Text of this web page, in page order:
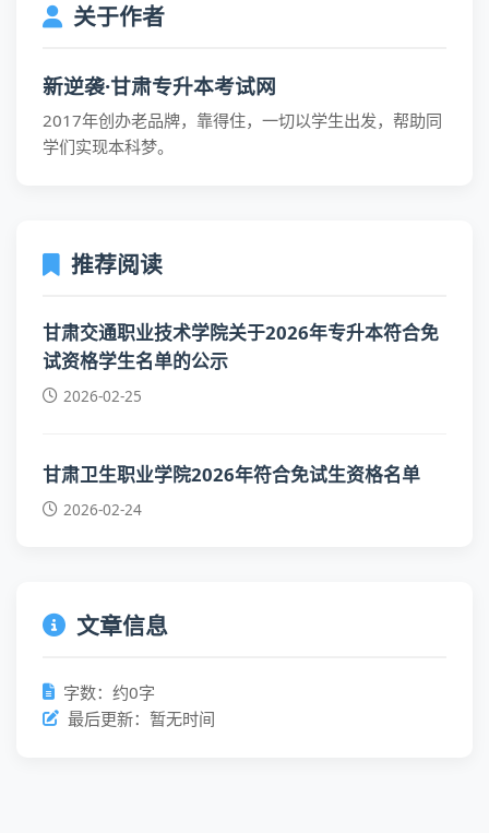
关于作者
新逆袭·甘肃专升本考试网
2017年创办老品牌，靠得住，一切以学生出发，帮助同
学们实现本科梦。
推荐阅读
甘肃交通职业技术学院关于2026年专升本符合免
试资格学生名单的公示
2026-02-25
甘肃卫生职业学院2026年符合免试生资格名单
2026-02-24
文章信息
字数：约0字
最后更新：暂无时间